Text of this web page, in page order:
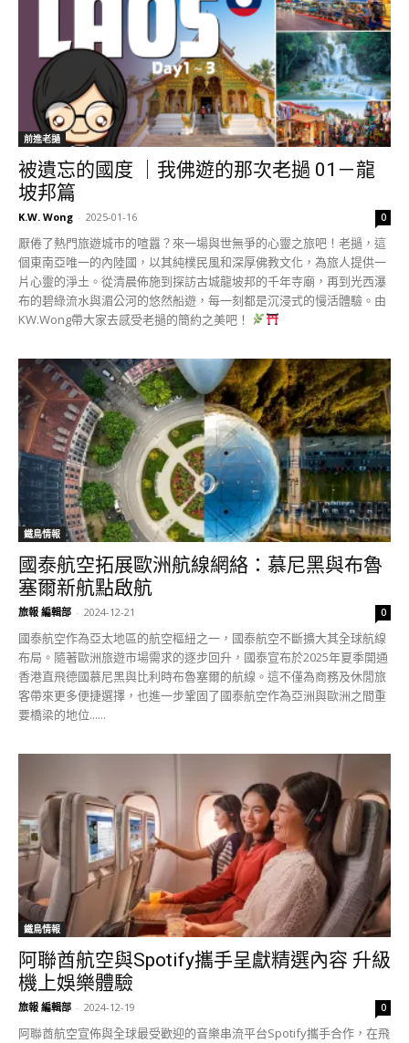
前進老撾
被遺忘的國度 ｜我佛遊的那次老撾 01－龍
坡邦篇
K.W. Wong - 2025-01-16 0
厭倦了熱門旅遊城市的喧囂？來一場與世無爭的心靈之旅吧！老撾，這
個東南亞唯一的內陸國，以其純樸民風和深厚佛教文化，為旅人提供一
片心靈的淨土。從清晨佈施到探訪古城龍坡邦的千年寺廟，再到光西瀑
布的碧綠流水與湄公河的悠然船遊，每一刻都是沉浸式的慢活體驗。由
KW.Wong帶大家去感受老撾的簡約之美吧！
鐵鳥情報
國泰航空拓展歐洲航線網絡：慕尼黑與布魯
塞爾新航點啟航
旅報 編輯部 - 2024-12-21 0
國泰航空作為亞太地區的航空樞紐之一，國泰航空不斷擴大其全球航線
布局。隨著歐洲旅遊市場需求的逐步回升，國泰宣布於2025年夏季開通
香港直飛德國慕尼黑與比利時布魯塞爾的航線。這不僅為商務及休閒旅
客帶來更多便捷選擇，也進一步鞏固了國泰航空作為亞洲與歐洲之間重
要橋梁的地位......
鐵鳥情報
阿聯酋航空與Spotify攜手呈獻精選內容 升級
機上娛樂體驗
旅報 編輯部 - 2024-12-19 0
阿聯酋航空宣佈與全球最受歡迎的音樂串流平台Spotify攜手合作，在飛